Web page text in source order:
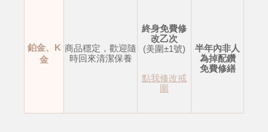
鉑金、K
金
商品穩定，歡迎隨
時回來清潔保養
終身免費修
改乙次
(美圍±1號)
點我修改戒
圍
半年內非人
為掉配鑽
免費修繕